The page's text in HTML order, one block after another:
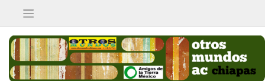
contenido